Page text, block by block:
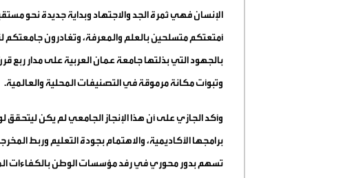
الإنسان فهي ثمرة الجد والاجتهاد وبداية جديدة نحو
أمتعتكم متسلحين بالعلم والمعرفة، وتغادرون جامعتكم
بالجهود التي بذلتها جامعة عمان العربية على مدار
وتبوأت مكانة مرموقة في التصنيفات المحلية والعالمية.
وأكد الجازي على أن هذا الإنجاز الجامعي لم يكن ليتحقق
برامجها الأكاديمية، والاهتمام بجودة التعليم وربط
تسهم بدور محوري في رفد مؤسسات الوطن بالكفاءات